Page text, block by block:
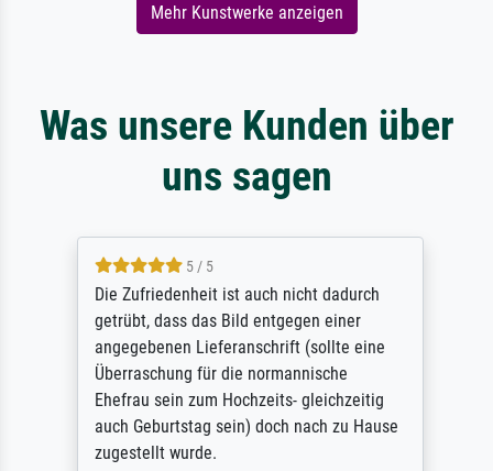
Mehr Kunstwerke anzeigen
Was unsere Kunden über
uns sagen
5 / 5
Die Zufriedenheit ist auch nicht dadurch
getrübt, dass das Bild entgegen einer
angegebenen Lieferanschrift (sollte eine
Überraschung für die normannische
Ehefrau sein zum Hochzeits- gleichzeitig
auch Geburtstag sein) doch nach zu Hause
zugestellt wurde.